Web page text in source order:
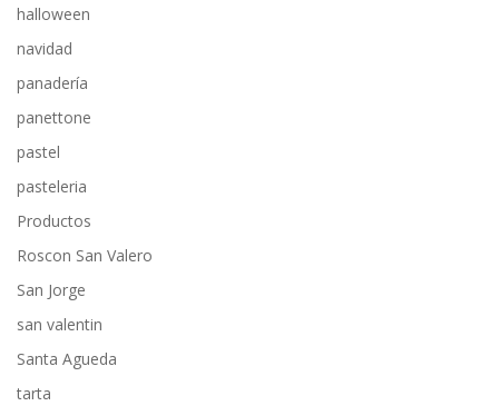
halloween
navidad
panadería
panettone
pastel
pasteleria
Productos
Roscon San Valero
San Jorge
san valentin
Santa Agueda
tarta